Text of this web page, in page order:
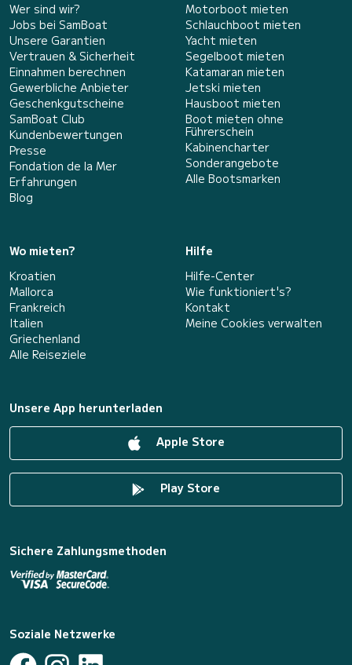
Wer sind wir?
Jobs bei SamBoat
Unsere Garantien
Vertrauen & Sicherheit
Einnahmen berechnen
Gewerbliche Anbieter
Geschenkgutscheine
SamBoat Club
Kundenbewertungen
Presse
Fondation de la Mer
Erfahrungen
Blog
Motorboot mieten
Schlauchboot mieten
Yacht mieten
Segelboot mieten
Katamaran mieten
Jetski mieten
Hausboot mieten
Boot mieten ohne
Führerschein
Kabinencharter
Sonderangebote
Alle Bootsmarken
Wo mieten?
Kroatien
Mallorca
Frankreich
Italien
Griechenland
Alle Reiseziele
Hilfe
Hilfe-Center
Wie funktioniert's?
Kontakt
Meine Cookies verwalten
Unsere App herunterladen
Apple Store
Play Store
Sichere Zahlungsmethoden
Soziale Netzwerke